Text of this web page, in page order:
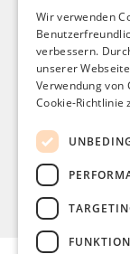
© 2026
Wir verwenden
verbessern.
unserer
Verwendung von
Cookie-Richtlinie